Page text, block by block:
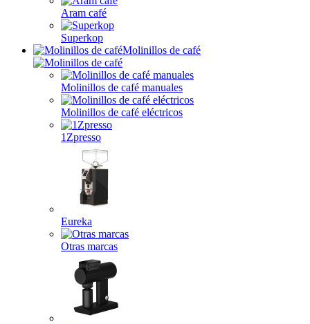
Aram café
Superkop
Molinillos de café
Molinillos de café manuales
Molinillos de café eléctricos
1Zpresso
Eureka
Otras marcas